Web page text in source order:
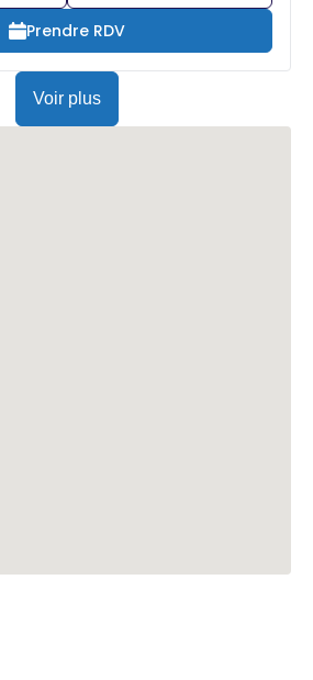
Prendre RDV
Voir plus